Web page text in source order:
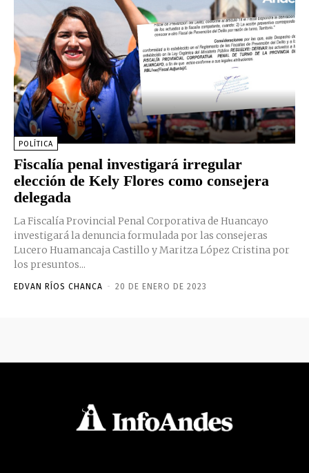
POLÍTICA
Fiscalía penal investigará irregular
elección de Kely Flores como consejera
delegada
La Fiscalía Provincial Penal Corporativa de Huancayo
investigará la denuncia formulada por las consejeras
Lucero Huamancaja Castillo y Maritza López Cristina por
los presuntos...
EDVAN RÍOS CHANCA - 20 DE ENERO DE 2023